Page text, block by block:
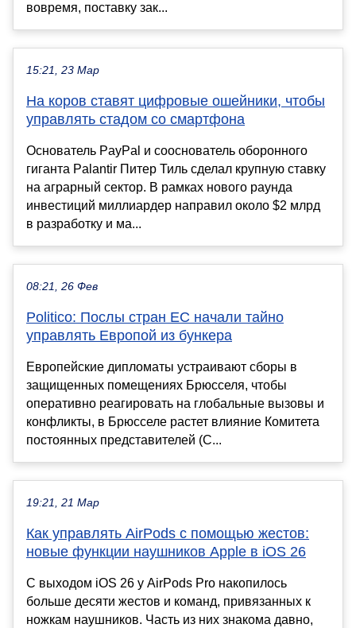
вовремя, поставку зак...
15:21, 23 Мар
На коров ставят цифровые ошейники, чтобы
управлять стадом со смартфона
Основатель PayPal и сооснователь оборонного
гиганта Palantir Питер Тиль сделал крупную ставку
на аграрный сектор. В рамках нового раунда
инвестиций миллиардер направил около $2 млрд
в разработку и ма...
08:21, 26 Фев
Politico: Послы стран ЕС начали тайно
управлять Европой из бункера
Европейские дипломаты устраивают сборы в
защищенных помещениях Брюсселя, чтобы
оперативно реагировать на глобальные вызовы и
конфликты, в Брюсселе растет влияние Комитета
постоянных представителей (C...
19:21, 21 Мар
Как управлять AirPods с помощью жестов:
новые функции наушников Apple в iOS 26
С выходом iOS 26 у AirPods Pro накопилось
больше десяти жестов и команд, привязанных к
ножкам наушников. Часть из них знакома давно,